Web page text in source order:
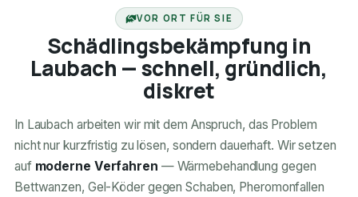
VOR ORT FÜR SIE
Schädlingsbekämpfung in
Laubach — schnell, gründlich,
diskret
In Laubach arbeiten wir mit dem Anspruch, das Problem
nicht nur kurzfristig zu lösen, sondern dauerhaft. Wir setzen
auf moderne Verfahren — Wärmebehandlung gegen
Bettwanzen, Gel-Köder gegen Schaben, Pheromonfallen